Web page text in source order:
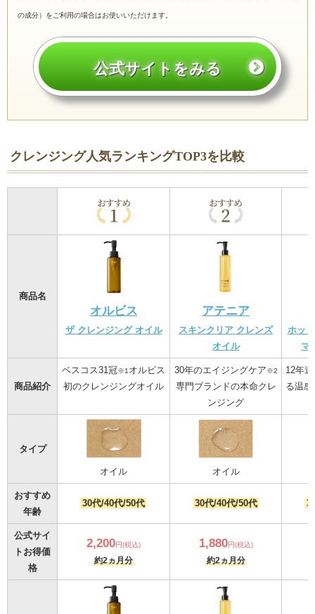
の成分）をご利用の場合はお使いいただけます。
公式サイトをみる
クレンジング人気ランキングTOP3を比較
商品名
オルビス
ザ クレンジング オイル
アテニア
スキンクリア クレンズ
オイル
ホッ
マ
商品紹介
ベスコス31冠※1 オルビス
初のクレンジングオイル
30年のエイジングケア※2
専門ブランドの本命クレ
ンジング
12年
る温
タイプ
オイル オイル
おすすめ
年齢
30代/40代/50代 30代/40代/50代
公式サイ
トお得価
格
2,200円(税込)
約2ヵ月分
1,880円(税込)
約2ヵ月分